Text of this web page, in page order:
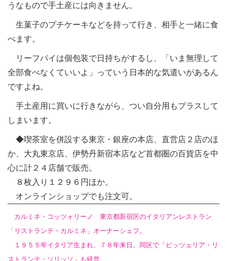
うなもので手土産には向きません。
生菓子のプチケーキなどを持って行き、相手と一緒に食
べます。
リーフパイは個包装で日持ちがするし、「いま無理して
全部食べなくていいよ」っていう日本的な気遣いがあるん
ですよね。
手土産用に買いに行きながら、つい自分用もプラスして
しまいます。
◆喫茶室を併設する東京・銀座の本店、直営店２店のほ
か、大丸東京店、伊勢丹新宿本店など首都圏の百貨店を中
心に計２４店舗で販売。
８枚入り１２９６円ほか。
オンラインショップでも注文可。
カルミネ・コッツォリーノ 東京都新宿区のイタリアンレストラン
「リストランテ・カルミネ」オーナーシェフ。
１９５５年イタリア生まれ、７８年来日。同区で「ピッツェリア・リ
ストランテ・ソリッソ」も経営。